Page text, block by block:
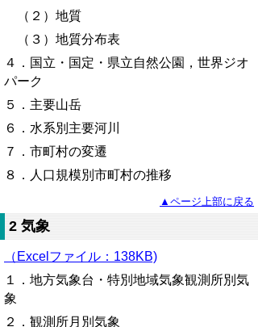
（２）地質
（３）地質分布表
４．国立・国定・県立自然公園，世界ジオ
パーク
５
．主要山岳
６．水系別主要河川
７．市町村の変遷
８．人口規模別市町村の推移
▲ページ上部に戻る
2 気象
（Excelファイル：138KB)
１．地方気象台・特別地域気象観測所別気
象
２．観測所月別気象